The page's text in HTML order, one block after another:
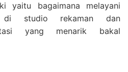
yaitu bagaimana melayani
di studio rekaman dan
yang menarik bakal